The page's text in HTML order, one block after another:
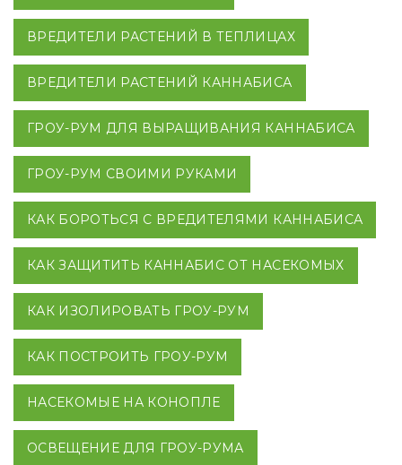
ВРЕДИТЕЛИ РАСТЕНИЙ В ТЕПЛИЦАХ
ВРЕДИТЕЛИ РАСТЕНИЙ КАННАБИСА
ГРОУ-РУМ ДЛЯ ВЫРАЩИВАНИЯ КАННАБИСА
ГРОУ-РУМ СВОИМИ РУКАМИ
КАК БОРОТЬСЯ С ВРЕДИТЕЛЯМИ КАННАБИСА
КАК ЗАЩИТИТЬ КАННАБИС ОТ НАСЕКОМЫХ
КАК ИЗОЛИРОВАТЬ ГРОУ-РУМ
КАК ПОСТРОИТЬ ГРОУ-РУМ
НАСЕКОМЫЕ НА КОНОПЛЕ
ОСВЕЩЕНИЕ ДЛЯ ГРОУ-РУМА